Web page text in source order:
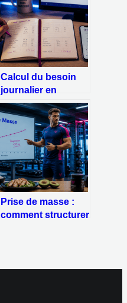
Calcul du besoin
journalier en
calories : la
méthode Harris-
Benedict pour
ajuster votre
alimentation
Prise de masse :
comment structurer
pour gagner du